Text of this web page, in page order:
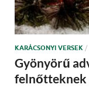
KARÁCSONYI VERSEK /
Gyönyörű
felnőtteknek